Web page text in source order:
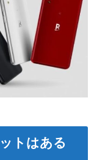
トはある